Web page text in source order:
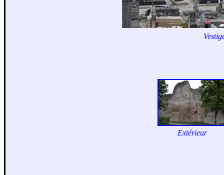
Extérieur